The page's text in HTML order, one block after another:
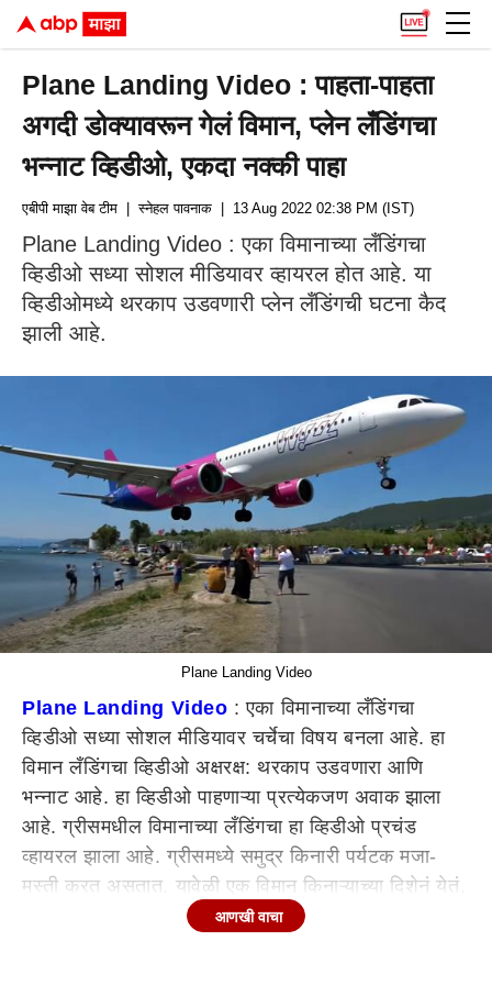
Plane Landing Video : पाहता-पाहता
अगदी डोक्यावरून गेलं विमान, प्लेन लँडिंगचा
भन्नाट व्हिडीओ, एकदा नक्की पाहा
एबीपी माझा वेब टीम | स्नेहल पावनाक | 13 Aug 2022 02:38 PM (IST)
Plane Landing Video : एका विमानाच्या लँडिंगचा
व्हिडीओ सध्या सोशल मीडियावर व्हायरल होत आहे. या
व्हिडीओमध्ये थरकाप उडवणारी प्लेन लँडिंगची घटना कैद
झाली आहे.
Plane Landing Video
Plane Landing Video : एका विमानाच्या लँडिंगचा
व्हिडीओ सध्या सोशल मीडियावर चर्चेचा विषय बनला आहे. हा
विमान लँडिंगचा व्हिडीओ अक्षरक्ष: थरकाप उडवणारा आणि
भन्नाट आहे. हा व्हिडीओ पाहणाऱ्या प्रत्येकजण अवाक झाला
आहे. ग्रीसमधील विमानाच्या लँडिंगचा हा व्हिडीओ प्रचंड
व्हायरल झाला आहे. ग्रीसमध्ये समुद्र किनारी पर्यटक मजा-
मस्ती करत असतात. यावेळी एक विमान किनाऱ्याच्या दिशेनं येतं.
हे विमान लँडिंग करताना समुद्र किनाऱ्याच्या अगदी जवळून
आणखी वाचा